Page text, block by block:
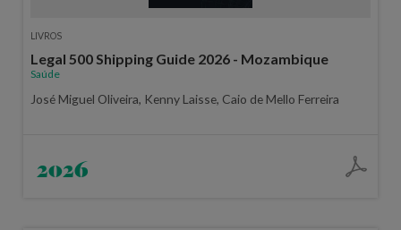
LIVROS
Legal 500 Shipping Guide 2026 - Mozambique
Saúde
José Miguel Oliveira, Kenny Laisse, Caio de Mello Ferreira
2026